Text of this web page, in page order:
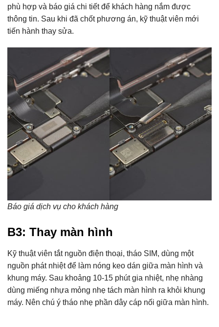
phù hợp và báo giá chi tiết để khách hàng nắm được
thông tin. Sau khi đã chốt phương án, kỹ thuật viên mới
tiến hành thay sửa.
Báo giá dịch vụ cho khách hàng
B3: Thay màn hình
Kỹ thuật viên tắt nguồn điện thoại, tháo SIM, dùng một
nguồn phát nhiệt để làm nóng keo dán giữa màn hình và
khung máy. Sau khoảng 10-15 phút gia nhiệt, nhẹ nhàng
dùng miếng nhựa mỏng nhẹ tách màn hình ra khỏi khung
máy. Nên chú ý tháo nhẹ phần dây cáp nối giữa màn hình.